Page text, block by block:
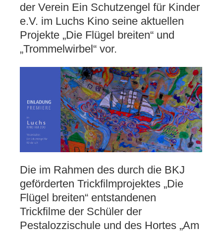
der Verein Ein Schutzengel für Kinder
e.V. im Luchs Kino seine aktuellen
Projekte „Die Flügel breiten“ und
„Trommelwirbel“ vor.
Die im Rahmen des durch die BKJ
geförderten Trickfilmprojektes „Die
Flügel breiten“ entstandenen
Trickfilme der Schüler der
Pestalozzischule und des Hortes „Am